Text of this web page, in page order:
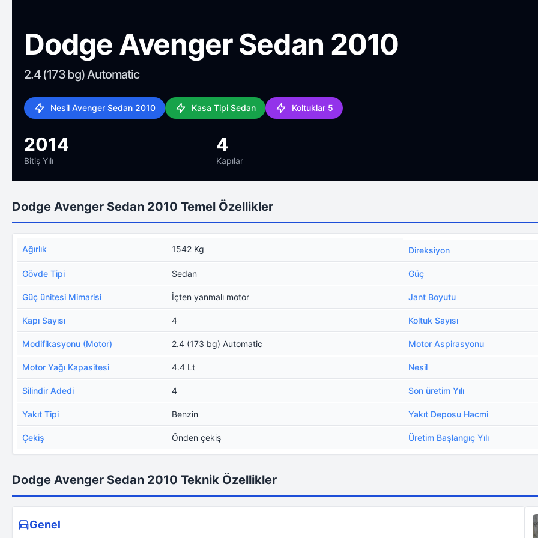
Dodge Avenger Sedan 2010
2.4 (173 bg) Automatic
Nesil Avenger Sedan 2010 Kasa Tipi Sedan Koltuklar 5
2014
Bitiş Yılı
4
Kapılar
Dodge Avenger Sedan 2010 Temel Özellikler
Ağırlık 1542 Kg Direksiyon
Gövde Tipi Sedan Güç
Güç ünitesi Mimarisi İçten yanmalı motor Jant Boyutu
Kapı Sayısı 4 Koltuk Sayısı
Modifikasyonu (Motor) 2.4 (173 bg) Automatic Motor Aspirasyonu
Motor Yağı Kapasitesi 4.4 Lt Nesil
Silindir Adedi 4 Son üretim Yılı
Yakıt Tipi Benzin Yakıt Deposu Hacmi
Çekiş Önden çekiş Üretim Başlangıç Yılı
Dodge Avenger Sedan 2010 Teknik Özellikler
Genel